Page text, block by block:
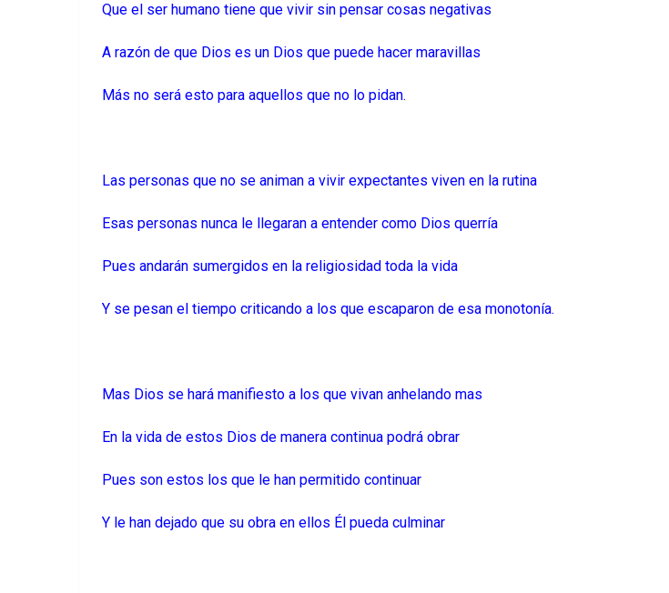
Que el ser humano tiene que vivir sin pensar cosas negativas
A razón de que Dios es un Dios que puede hacer maravillas
Más no será esto para aquellos que no lo pidan.
Las personas que no se animan a vivir expectantes viven en la rutina
Esas personas nunca le llegaran a entender como Dios querría
Pues andarán sumergidos en la religiosidad toda la vida
Y se pesan el tiempo criticando a los que escaparon de esa monotonía.
Mas Dios se hará manifiesto a los que vivan anhelando mas
En la vida de estos Dios de manera continua podrá obrar
Pues son estos los que le han permitido continuar
Y le han dejado que su obra en ellos Él pueda culminar